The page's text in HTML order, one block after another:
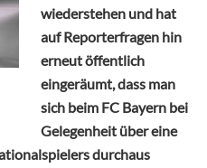
wiederstehen und hat
auf Reporterfragen hin
erneut öffentlich
eingeräumt, dass man
sich beim FC Bayern bei
Gelegenheit über eine
durchaus